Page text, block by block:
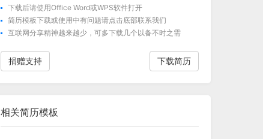
下载后请使用Office Word或WPS软件打开
简历模板下载或使用中有问题请点击底部联系我们
互联网分享精神越来越少，可多下载几个以备不时之需
捐赠支持 下载简历
相关简历模板